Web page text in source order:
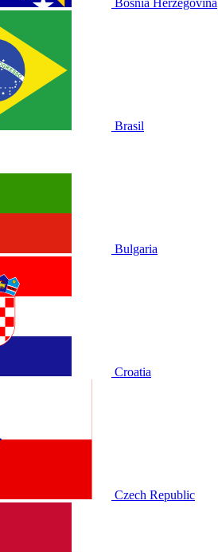
Bosnia Herzegovina
Brasil
Bulgaria
Croatia
Czech Republic